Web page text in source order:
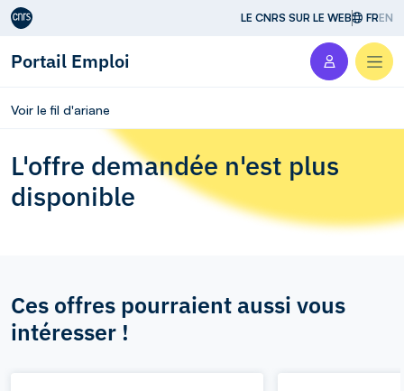
Aller au contenu LE CNRS SUR LE WEB FREN
Portail Emploi
Voir le fil d'ariane
L'offre demandée n'est plus
disponible
Ces offres pourraient aussi vous
intéresser !